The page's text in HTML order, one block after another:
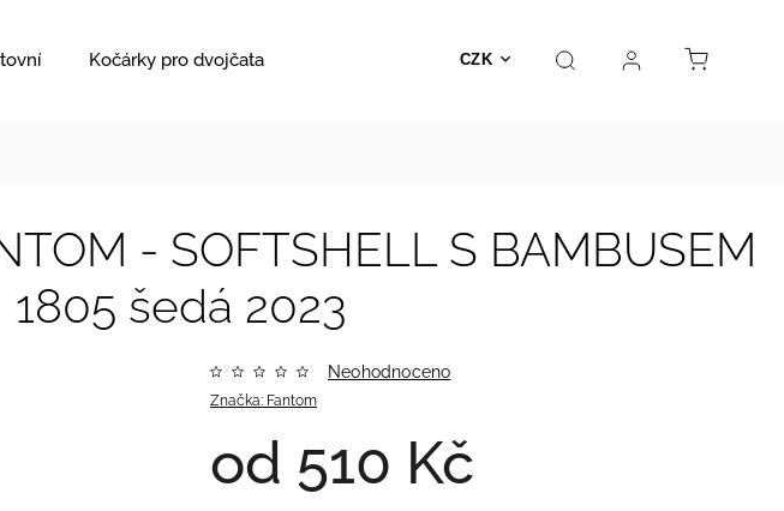
CZK
Kočárky pro dvojčata Hračky Prodejna Kontakt
- SOFTSHELL S BAMBUSEM
1805 šedá 2023
Značka: Fantom
Neohodnoceno
od 510 Kč